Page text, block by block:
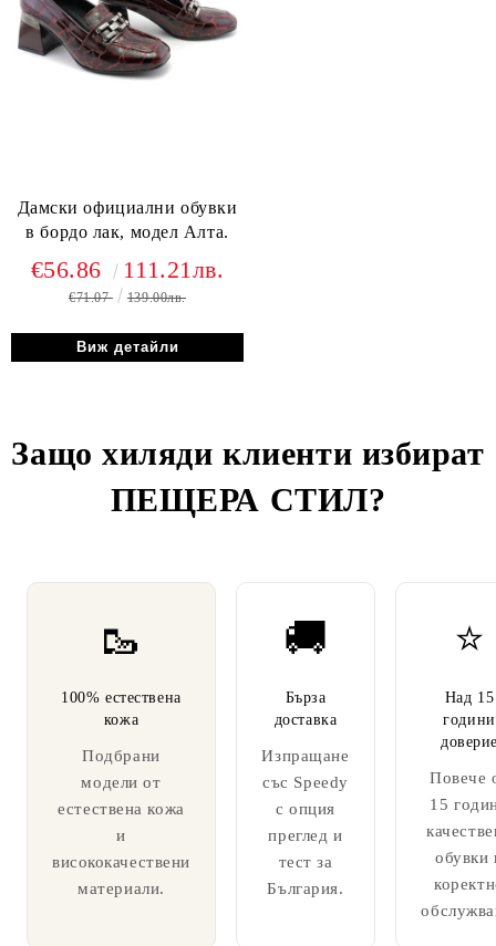
Дамски официални обувки
в бордо лак, модел Алта.
€56.86 111.21лв.
€71.07 139.00лв.
Виж детайли
Защо хиляди клиенти избират
ПЕЩЕРА СТИЛ?
🥾
100% естествена
кожа
Подбрани
модели от
естествена кожа
и
висококачествени
материали.
🚚
Бърза
доставка
Изпращане
със Speedy
с опция
преглед и
тест за
България.
⭐
Над 15
години
Повече
15
обувки